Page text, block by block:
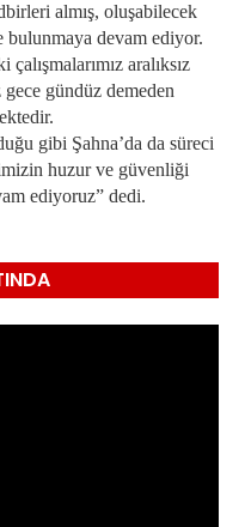
almış, oluşabilecek
bulunmaya devam ediyor.
aralıksız
gündüz demeden
gibi Şahna’da da süreci
huzur ve güvenliği
ediyoruz” dedi.